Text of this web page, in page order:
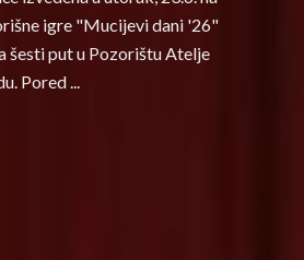
igre "Mucijevi dani '26"
šesti put u Pozorištu Atelje
Pored